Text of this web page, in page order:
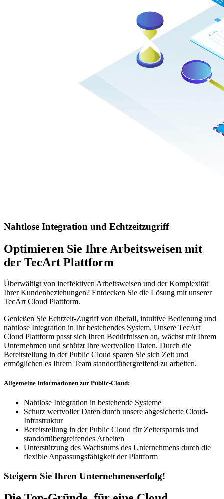
Nahtlose Integration und Echtzeitzugriff
Optimieren Sie Ihre Arbeitsweisen mit
der TecArt Plattform
Überwältigt von ineffektiven Arbeitsweisen und der Komplexität
Ihrer Kundenbeziehungen? Entdecken Sie die Lösung mit unserer
TecArt Cloud Plattform.
Genießen Sie Echtzeit-Zugriff von überall, intuitive Bedienung und
nahtlose Integration in Ihr bestehendes System. Unsere TecArt
Cloud Plattform passt sich Ihren Bedürfnissen an, wächst mit Ihrem
Unternehmen und schützt Ihre wertvollen Daten. Durch die
Bereitstellung in der Public Cloud sparen Sie sich Zeit und
ermöglichen es Ihrem Team standortübergreifend zu arbeiten.
Allgemeine Informationen zur Public-Cloud:
Nahtlose Integration in bestehende Systeme
Schutz wertvoller Daten durch unsere abgesicherte Cloud-
Infrastruktur
Bereitstellung in der Public Cloud für Zeitersparnis und
standortübergreifendes Arbeiten
Unterstützung des Wachstums des Unternehmens durch die
flexible Anpassungsfähigkeit der Plattform
Steigern Sie Ihren Unternehmenserfolg!